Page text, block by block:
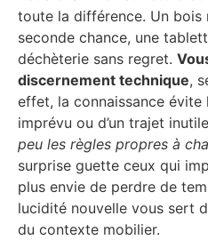
toute la différence. Un bois
seconde chance, une
déchèterie sans regret.
discernement technique,
effet, la connaissance évite
imprévu ou d’un trajet
peu les règles propres à
surprise guette ceux qui
plus envie de perdre de
lucidité nouvelle vous sert
du contexte mobilier.